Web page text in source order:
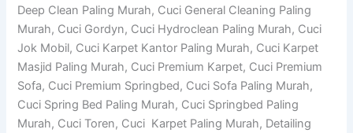
Deep Clean Paling Murah, Cuci General Cleaning Paling
Murah, Cuci Gordyn, Cuci Hydroclean Paling Murah, Cuci
Jok Mobil, Cuci Karpet Kantor Paling Murah, Cuci Karpet
Masjid Paling Murah, Cuci Premium Karpet, Cuci Premium
Sofa, Cuci Premium Springbed, Cuci Sofa Paling Murah,
Cuci Spring Bed Paling Murah, Cuci Springbed Paling
Murah, Cuci Toren, Cuci Karpet Paling Murah, Detailing